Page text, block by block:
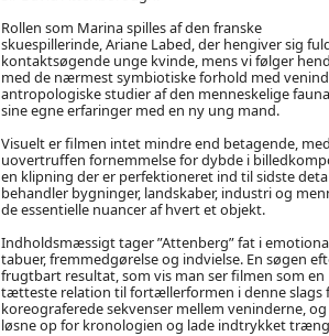
Rollen som Marina spilles af den franske
skuespillerinde, Ariane Labed, der hengiver sig
kontaktsøgende unge kvinde, mens vi følger
med de nærmest symbiotiske forhold med
antropologiske studier af den menneskelige
sine egne erfaringer med en ny ung mand.
Visuelt er filmen intet mindre end betagende,
uovertruffen fornemmelse for dybde i
en klipning der er perfektioneret ind til sidste
behandler bygninger, landskaber, industri og
de essentielle nuancer af hvert et objekt.
Indholdsmæssigt tager ”Attenberg” fat i
tabuer, fremmedgørelse og indvielse. En søgen
frugtbart resultat, som vis man ser filmen som
tætteste relation til fortællerformen i denne slags
koreograferede sekvenser mellem veninderne,
løsne op for kronologien og lade indtrykket